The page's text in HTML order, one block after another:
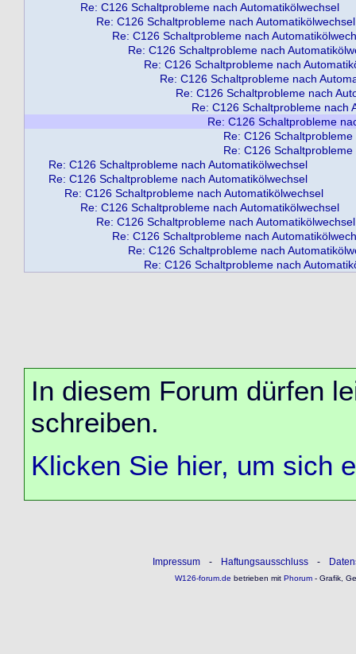
Re: C126 Schaltprobleme nach Automatikölwechsel
Re: C126 Schaltprobleme nach Automatikölwechsel
Re: C126 Schaltprobleme nach
Re: C126 Schaltprobleme nach
Re: C126 Schaltprobleme nach
Re: C126 Schaltprobleme nach
Re: C126 Schaltprobleme nach
Re: C126 Schaltprobleme nach
Re: C126 Schaltprobleme
Re: C126
Re: C126
Re: C126 Schaltprobleme nach Automatikölwechsel
Re: C126 Schaltprobleme nach Automatikölwechsel
Re: C126 Schaltprobleme nach Automatikölwechsel
Re: C126 Schaltprobleme nach Automatikölwechsel
Re: C126 Schaltprobleme nach Automatikölwechsel
Re: C126 Schaltprobleme nach
Re: C126 Schaltprobleme nach
Re: C126 Schaltprobleme nach
In diesem Forum dürfen
schreiben.
Klicken Sie hier, um sich
Impressum - Haftungsausschluss -
W126-forum.de betrieben mitPhorum- Grafik,